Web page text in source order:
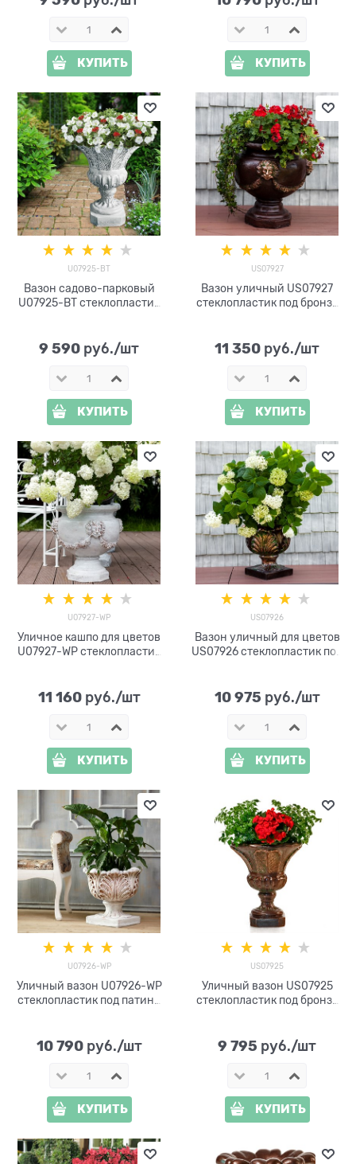
КУПИТЬ КУПИТЬ
U07925-BT
Вазон садово-парковый
U07925-BT стеклопластик
9 590 руб./шт
КУПИТЬ
US07927
Вазон уличный US07927
стеклопластик под бронзу
11 350 руб./шт
КУПИТЬ
U07927-WP
Уличное кашпо для цветов
U07927-WP стеклопластик
11 160 руб./шт
КУПИТЬ
US07926
Вазон уличный для цветов
US07926 стеклопластик под
10 975 руб./шт
КУПИТЬ
U07926-WP
Уличный вазон U07926-WP
стеклопластик под патину
10 790 руб./шт
КУПИТЬ
US07925
Уличный вазон US07925
стеклопластик под бронзу
9 795 руб./шт
КУПИТЬ